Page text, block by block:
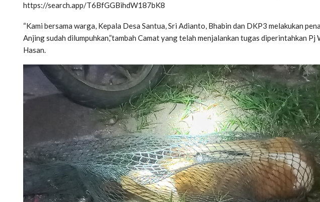
https://search.app/T6BfGGBihdW187bK8
“Kami bersama warga, Kepala Desa Santua, Sri Adianto, Bhabin dan DKP3 melakukan
Anjing sudah dilumpuhkan,”tambah Camat yang telah menjalankan tugas diperintahkan Pj
Hasan.